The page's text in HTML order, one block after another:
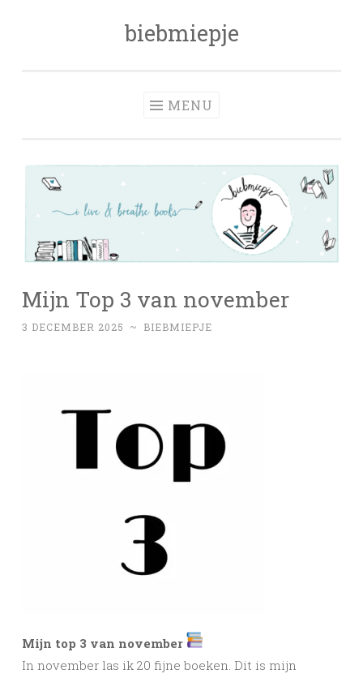
biebmiepje
MENU
Mijn Top 3 van november
3 DECEMBER 2025 ~ BIEBMIEPJE
Mijn top 3 van november
In november las ik 20 fijne boeken. Dit is mijn